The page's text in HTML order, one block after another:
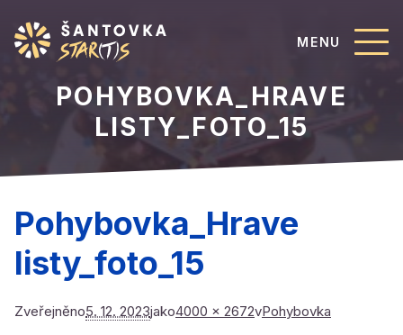
MENU
POHYBOVKA_HRAVE
LISTY_FOTO_15
Pohybovka_Hrave
listy_foto_15
Zveřejněno5. 12. 2023jako4000 × 2672vPohybovka